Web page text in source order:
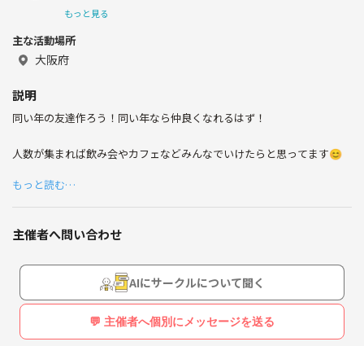
もっと見る
主な活動場所
大阪府
説明
同い年の友達作ろう！同い年なら仲良くなれるはず！
人数が集まれば飲み会やカフェなどみんなでいけたらと思ってます😊
もっと読む…
主催者へ問い合わせ
AIにサークルについて聞く
💬 主催者へ個別にメッセージを送る